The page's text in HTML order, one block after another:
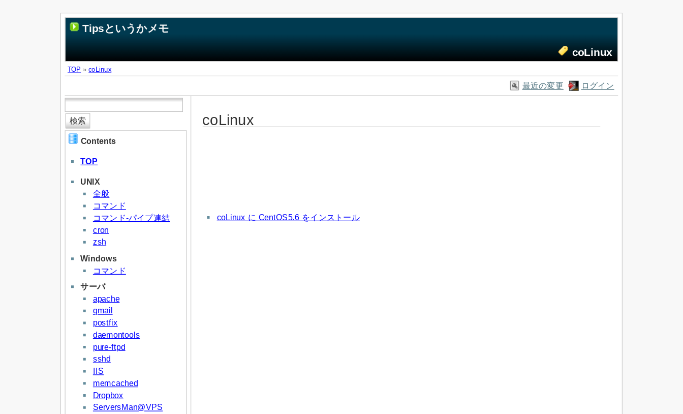
Tipsというかメモ
coLinux
TOP »coLinux
最近の変更 ログイン
Contents
TOP
UNIX
全般
コマンド
コマンド-パイプ連結
cron
zsh
Windows
コマンド
サーバ
apache
qmail
postfix
daemontools
pure-ftpd
sshd
IIS
memcached
Dropbox
ServersMan@VPS
coLinux
coLinux に CentOS5.6 をインストール